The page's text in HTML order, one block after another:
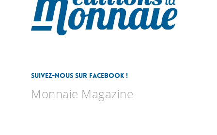
Suivez-nous sur Facebook !
Monnaie Magazine